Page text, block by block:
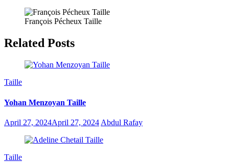
François Pécheux Taille
Related Posts
Taille
Yohan Menzoyan Taille
April 27, 2024April 27, 2024 Abdul Rafay
Taille